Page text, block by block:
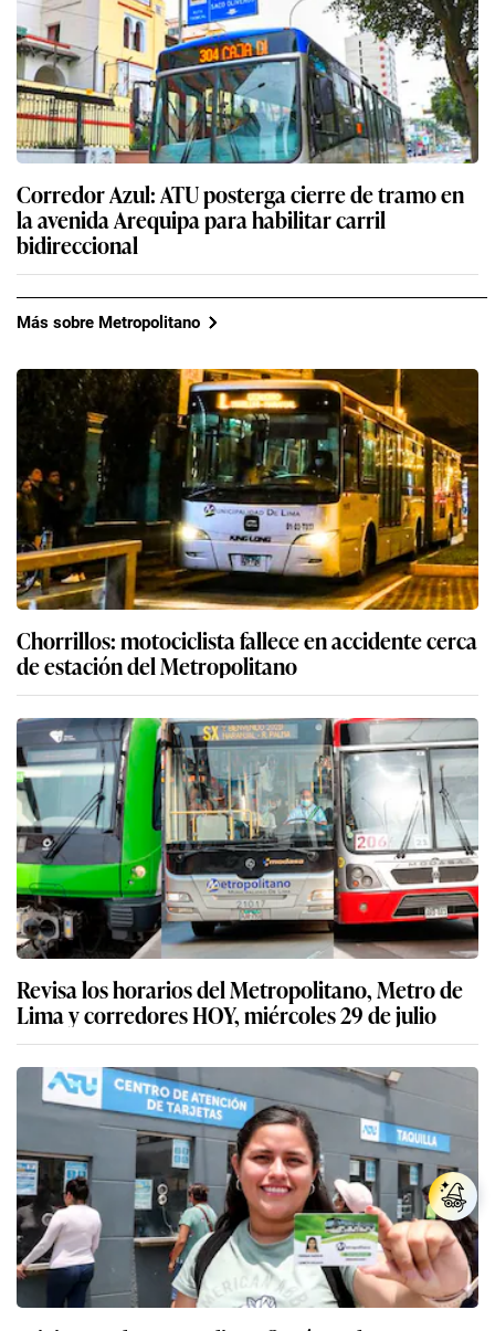
Corredor Azul: ATU posterga cierre de tramo en
la avenida Arequipa para habilitar carril
bidireccional
Más sobre Metropolitano
Chorrillos: motociclista fallece en accidente cerca
de estación del Metropolitano
Revisa los horarios del Metropolitano, Metro de
Lima y corredores HOY, miércoles 29 de julio